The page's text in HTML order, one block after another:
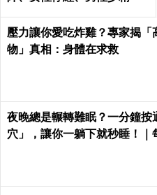
壓力讓你愛吃炸雞？專家揭「
物」真相：身體在求救
夜晚總是輾轉難眠？一分鐘按
穴」，讓你一躺下就秒睡！｜